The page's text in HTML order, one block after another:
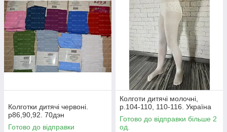
Колготки дитячі червоні.
р86,90,92. 70дэн
Готово до відправки
Колготи дитячі молочні,
р.104-110, 110-116. Україна
Готово до відправки більше 2
од.